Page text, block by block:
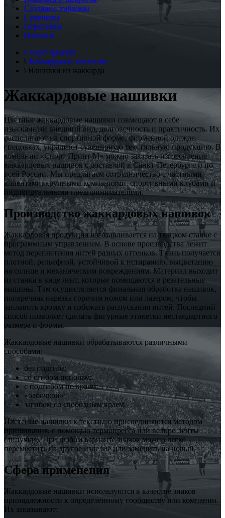
Создание эмблемы
Сувениры
Отрисовка
Новости
СпортПринтМ
\ Жаккардовое плетение
\ Нашивки из жаккарда
Жаккардовые нашивки
Цветные жаккардовые нашивки совмещают в себе
изысканный внешний вид, долговечность и практичность. Их
располагают на спортивной форме, фирменной одежде,
спецовках, украшают сувенирную текстильную продукцию. В
компании «Спорт Принт М» можно заказать изготовление
жаккардовых нашивок с доставкой в Санкт-Петербурге и по
всей России. Мы предлагаем сотрудничество с частными
клиентами, крупными компаниями, спортивными клубами и
индивидуальными предпринимателями.
Производство жаккардовых нашивок
Жаккардовая продукция изготавливается на ткацком станке с
программным управлением. В основе производства лежит
метод переплетения нитей разных оттенков. Ткань получается
плотной, рельефной, устойчивой к истиранию, выцветанию
на солнце и механическим повреждениям. Материал выходит
из станка в виде лент, которые помещаются в резательные
машины. Там осуществляется финальная обработка нашивок,
поперечная нарезка горячим ножом или лазером, чтобы
заплавить кромку и избежать распускания нитей. Последний
способ позволяет сделать фигурные этикетки нестандартного
размера и формы.
Жаккардовые нашивки обрабатываются различными
способами:
без подгиба;
со сгибом пополам;
с подгибом по краям;
«бабочкой»;
загибом со свободным краем.
Плетеные нашивки к текстилю присоединяются методом
пришивания, с помощью термопресса или велкро ленты
(липучки). При любом варианте значок можно легко
переместить на другое изделие или заменить на новый.
Сфера применения
Жаккардовые нашивки используются в качестве знаков
принадлежности к определенному сообществу или компании.
Их заказывают: